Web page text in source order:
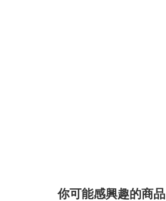
你可能感興趣的商品